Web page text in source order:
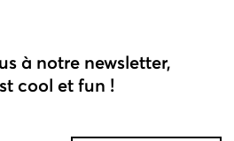
à notre newsletter,
cool et fun !